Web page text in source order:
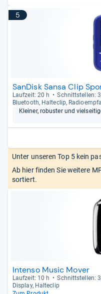
5
SanDisk Sansa Clip
Lauf­zeit: 20 h Schnitt­stel­len:
Blue­tooth, Hal­te­clip,
Klei­ner, robus­ter und
Unter unseren Top 5 kein
Ab hier finden Sie weitere
sortiert.
Intenso Music Mover
Lauf­zeit: 10 h Schnitt­stel­len:
Dis­play, Hal­te­clip